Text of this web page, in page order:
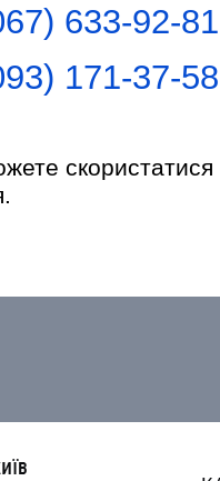
633-92-81
171-37-58